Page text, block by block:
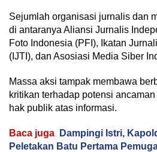
Sejumlah organisasi jurnalis dan
di antaranya Aliansi Jurnalis
Foto Indonesia (PFI), Ikatan
(IJTI), dan Asosiasi Media Siber
Massa aksi tampak membawa
kritikan terhadap potensi
hak publik atas informasi.
Baca juga
Dampingi Istri,
Peletakan Batu Pertama